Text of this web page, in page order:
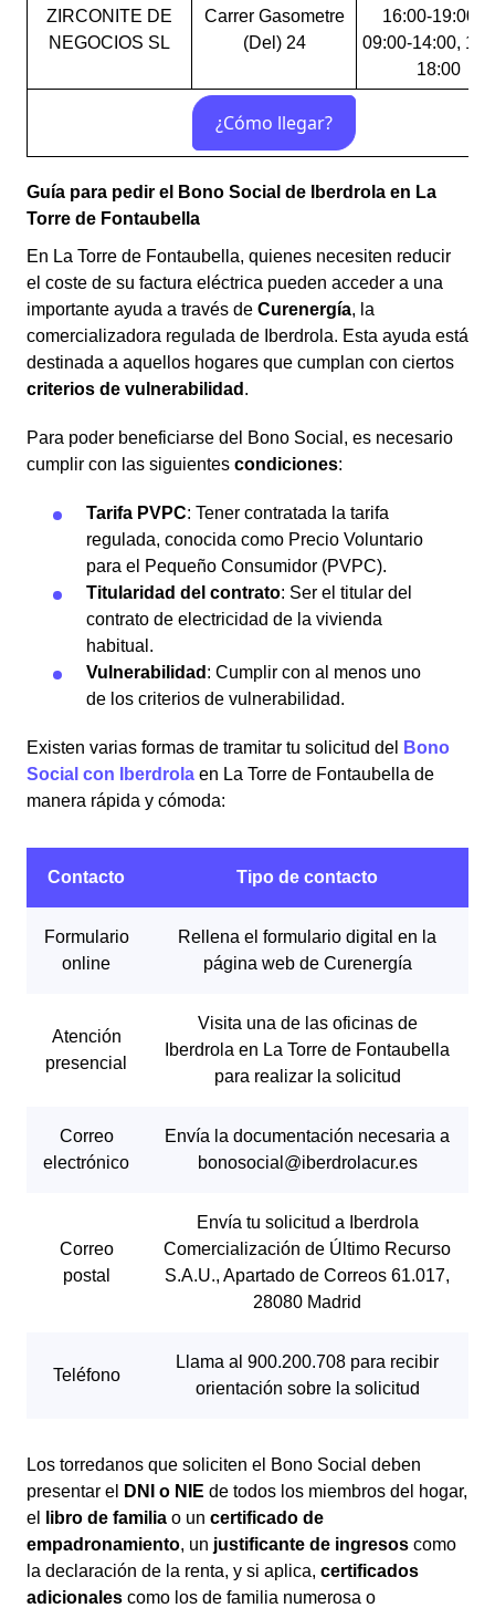
ZIRCONITE DE
NEGOCIOS SL
Carrer Gasometre
(Del) 24
16:00-19:00 V:
09:00-14:00,
18:00
Guía para pedir el Bono Social de Iberdrola en La
Torre de Fontaubella
En La Torre de Fontaubella, quienes necesiten reducir
el coste de su factura eléctrica pueden acceder a una
importante ayuda a través de Curenergía, la
comercializadora regulada de Iberdrola. Esta ayuda está
destinada a aquellos hogares que cumplan con ciertos
criterios de vulnerabilidad .
Para poder beneficiarse del Bono Social, es necesario
cumplir con las siguientes condiciones:
Tarifa PVPC: Tener contratada la tarifa
regulada, conocida como Precio Voluntario
para el Pequeño Consumidor (PVPC).
Titularidad del contrato: Ser el titular del
contrato de electricidad de la vivienda
habitual.
Vulnerabilidad : Cumplir con al menos uno
de los criterios de vulnerabilidad.
Existen varias formas de tramitar tu solicitud del
Bono
Social con Iberdrola en La Torre de Fontaubella de
manera rápida y cómoda:
Los torredanos que soliciten el Bono Social deben
presentar el
DNI o NIE de todos los miembros del hogar,
el
libro de familia o un certificado de
empadronamiento, un justificante de ingresos como
la declaración de la renta, y si aplica, certificados
adicionales como los de familia numerosa o